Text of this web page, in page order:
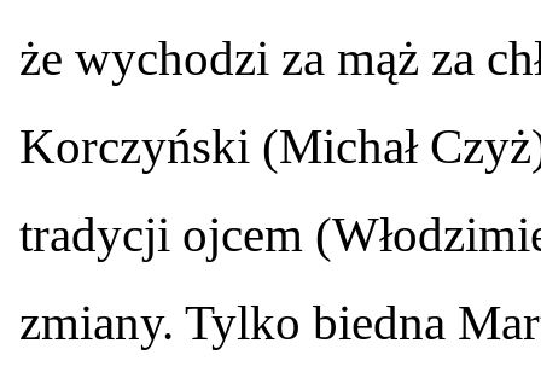
że wychodzi za mąż za
Korczyński (Michał
tradycji ojcem
zmiany. Tylko biedna